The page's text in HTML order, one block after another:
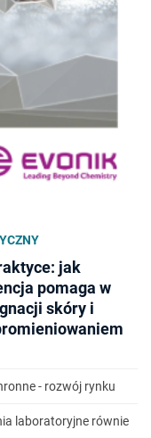
jak
pomaga w
skóry i
- rozwój rynku
laboratoryjne równie